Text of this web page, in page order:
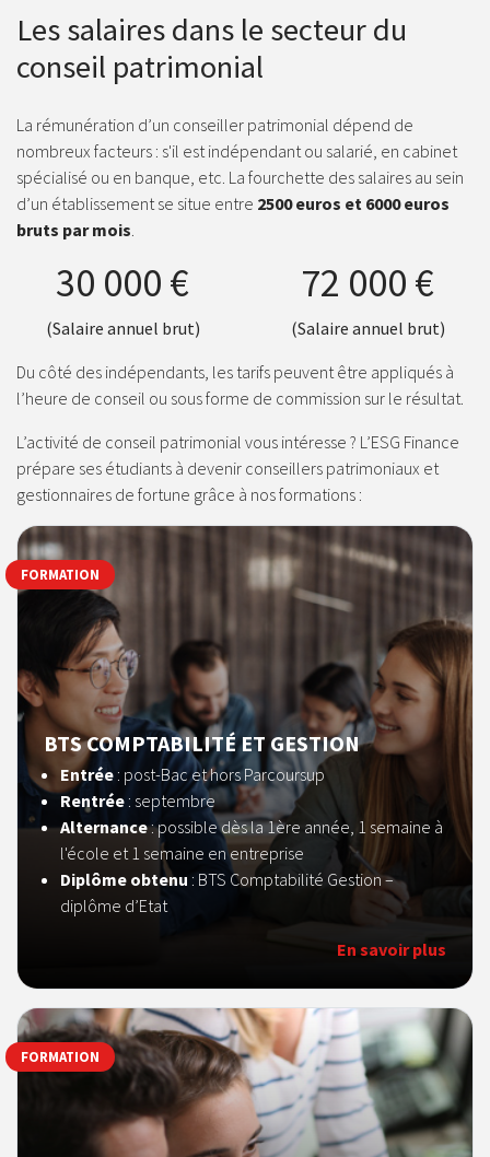
Les salaires dans le secteur du
conseil patrimonial
La rémunération d’un conseiller patrimonial dépend de
nombreux facteurs : s'il est indépendant ou salarié, en cabinet
spécialisé ou en banque, etc. La fourchette des salaires au sein
d’un établissement se situe entre 2500 euros et 6000 euros
bruts par mois.
30 000 €
(Salaire annuel brut)
72 000 €
(Salaire annuel brut)
Du côté des indépendants, les tarifs peuvent être appliqués à
l’heure de conseil ou sous forme de commission sur le résultat.
L’activité de conseil patrimonial vous intéresse ? L’ESG Finance
prépare ses étudiants à devenir conseillers patrimoniaux et
gestionnaires de fortune grâce à nos formations :
BTS COMPTABILITÉ ET GESTION
Entrée: post-Bac et hors Parcoursup
Rentrée : septembre
Alternance: possible dès la 1ère année, 1 semaine à
l'école et 1 semaine en entreprise
Diplôme obtenu : BTS Comptabilité Gestion –
diplôme d’Etat
En savoir plus
FORMATION
FORMATION